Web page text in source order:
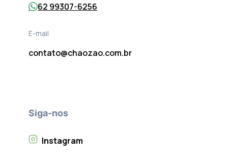
62 99307-6256
E-mail
contato@chaozao.com.br
Siga-nos
Instagram